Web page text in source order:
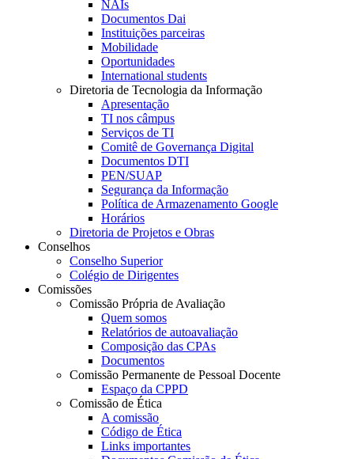
NAIs
Documentos Dai
Instituições parceiras
Mobilidade
Oportunidades
International students
Diretoria de Tecnologia da Informação
Apresentação
TI nos câmpus
Serviços de TI
Comitê de Governança Digital
Documentos DTI
PEN/SUAP
Segurança da Informação
Política de Armazenamento Google
Horários
Diretoria de Projetos e Obras
Conselhos
Conselho Superior
Colégio de Dirigentes
Comissões
Comissão Própria de Avaliação
Quem somos
Relatórios de autoavaliação
Composição das CPAs
Documentos
Comissão Permanente de Pessoal Docente
Espaço da CPPD
Comissão de Ética
A comissão
Código de Ética
Links importantes